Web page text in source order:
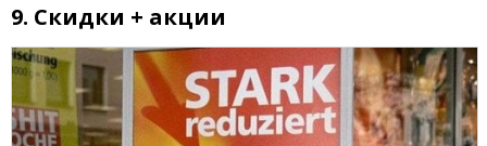
9. Скидки + акции